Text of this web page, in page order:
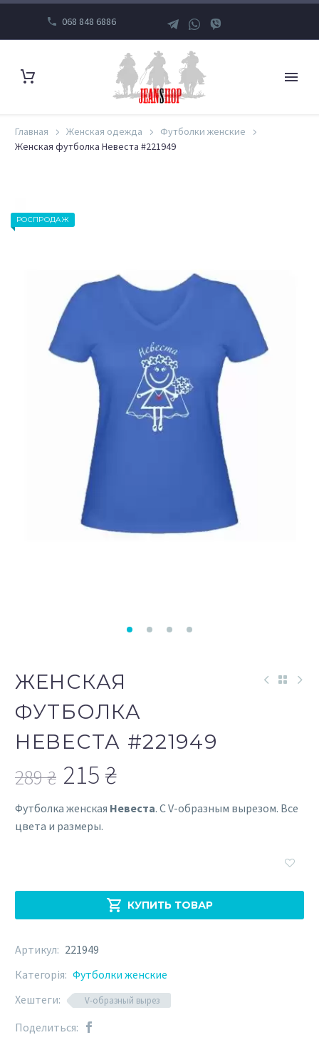
068 848 6886
Главная Женская одежда
Футболки женские
Женская футболка Невеста #221949
РОСПРОДАЖ
ЖЕНСКАЯ
ФУТБОЛКА
НЕВЕСТА #221949
289₴
Первоначальная
цена
215₴
Текущая
цена:
Футболка женская Невеста. С V-образным вырезом. Все
цвета и размеры.
 КУПИТЬ ТОВАР

Артикул: 221949
Категорія: Футболки женские
Хештеги:
V-образный вырез
Поделиться: